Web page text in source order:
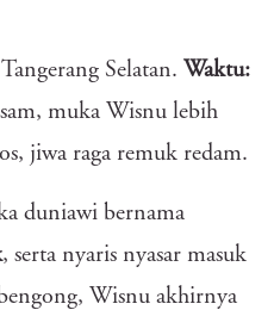
Selatan. Waktu:
muka Wisnu lebih
jiwa raga remuk redam.
duniawi bernama
, serta nyaris nyasar masuk
Wisnu akhirnya